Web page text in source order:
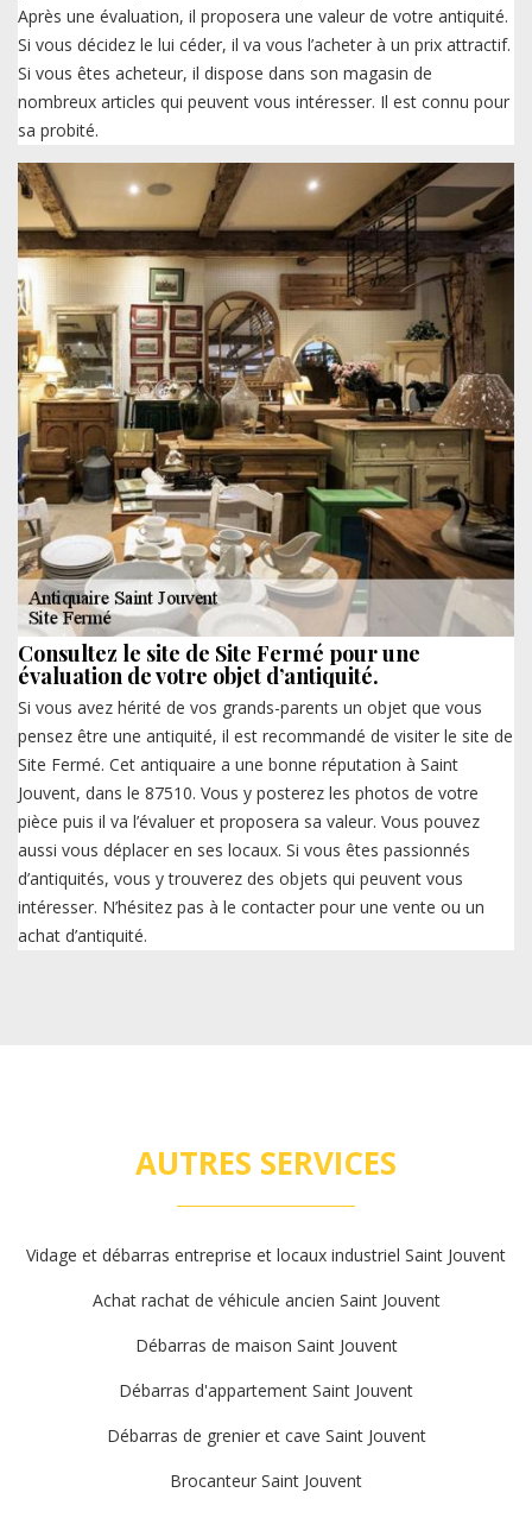
Après une évaluation, il proposera une valeur de votre antiquité.
Si vous décidez le lui céder, il va vous l’acheter à un prix attractif.
Si vous êtes acheteur, il dispose dans son magasin de
nombreux articles qui peuvent vous intéresser. Il est connu pour
sa probité.
Consultez le site de Site Fermé pour une
évaluation de votre objet d’antiquité.
Si vous avez hérité de vos grands-parents un objet que vous
pensez être une antiquité, il est recommandé de visiter le site de
Site Fermé. Cet antiquaire a une bonne réputation à Saint
Jouvent, dans le 87510. Vous y posterez les photos de votre
pièce puis il va l’évaluer et proposera sa valeur. Vous pouvez
aussi vous déplacer en ses locaux. Si vous êtes passionnés
d’antiquités, vous y trouverez des objets qui peuvent vous
intéresser. N’hésitez pas à le contacter pour une vente ou un
achat d’antiquité.
AUTRES SERVICES
Vidage et débarras entreprise et locaux industriel Saint Jouvent
Achat rachat de véhicule ancien Saint Jouvent
Débarras de maison Saint Jouvent
Débarras d'appartement Saint Jouvent
Débarras de grenier et cave Saint Jouvent
Brocanteur Saint Jouvent